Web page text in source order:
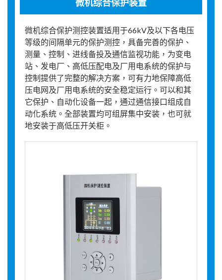
微机综合保护装置
微机综合保护测控装置适用于66kV及以下各电压
等级的间隔单元的保护测控，具备完善的保护、
测量、控制、进线备投及通信监视功能，为变电
站、发电厂、高低压配电及厂用电系统的保护与
控制提供了完整的解决方案，可有力地保障高低
压电网及厂用电系统的安全稳定运行。可以和其
它保护、自动化设备一起，通过通信接口组成自
动化系统。全部装置均可组屏集中安装，也可就
地安装于高低压开关柜。